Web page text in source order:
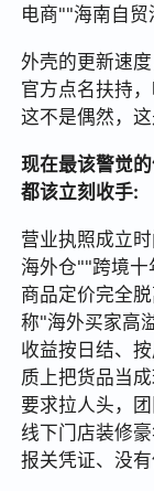
电商""海南自贸
外壳的更新速
官方点名扶持
这不是偶然，这
现在最该警觉
都该立刻收手:
营业执照成立
海外仓""跨境十
商品定价完全
称"海外买家高
收益按日结、
质上把货品当成
要求拉人头，
线下门店装修
报关凭证、没